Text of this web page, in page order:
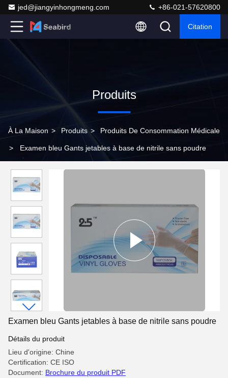
jed@jiangyinhongmeng.com +86-021-57620800
Citation
Produits
À La Maison > Produits > Produits De Consommation Médicale
> Examen bleu Gants jetables à base de nitrile sans poudre
Examen bleu Gants jetables à base de nitrile sans poudre
Détails du produit
Lieu d'origine: Chine
Certification: CE ISO
Document: Brochure du produit PDF